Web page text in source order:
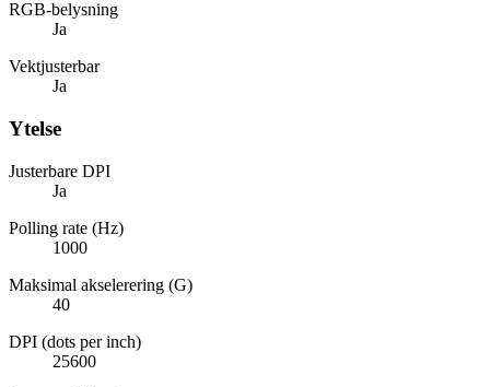
RGB-belysning
Ja
Vektjusterbar
Ja
Ytelse
Justerbare DPI
Ja
Polling rate (Hz)
1000
Maksimal akselerering (G)
40
DPI (dots per inch)
25600